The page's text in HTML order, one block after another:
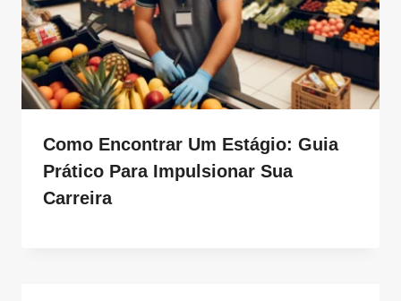
Como Encontrar Um Estágio: Guia
Prático Para Impulsionar Sua
Carreira